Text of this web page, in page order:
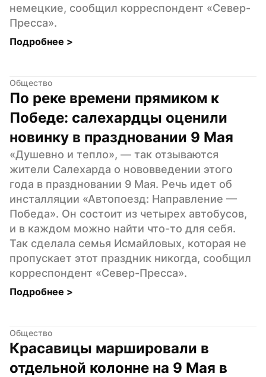
немецкие, сообщил корреспондент «Север-
Пресса».
Подробнее >
Общество
По реке времени прямиком к
Победе: салехардцы оценили
новинку в праздновании 9 Мая
«Душевно и тепло», — так отзываются
жители Салехарда о нововведении этого
года в праздновании 9 Мая. Речь идет об
инсталляции «Автопоезд: Направление —
Победа». Он состоит из четырех автобусов,
и в каждом можно найти что-то для себя.
Так сделала семья Исмайловых, которая не
пропускает этот праздник никогда, сообщил
корреспондент «Север-Пресса».
Подробнее >
Общество
Красавицы маршировали в
отдельной колонне на 9 Мая в